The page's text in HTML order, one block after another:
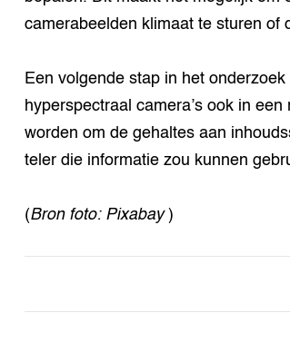
camerabeelden klimaat te sturen of
Een volgende stap in het
hyperspectraal camera’s ook in
worden om de gehaltes aan
teler die informatie zou kunnen
(Bron foto: Pixabay )